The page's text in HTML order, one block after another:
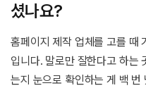
셨나요?
홈페이지 제작 업체를 고를 때
입니다. 말로만 잘한다고 하는
는지 눈으로 확인하는 게 백